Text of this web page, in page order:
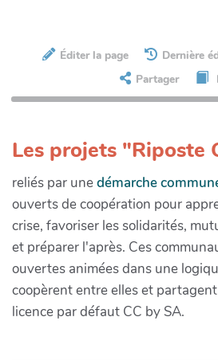
Éditer la page
Dernière
Partager